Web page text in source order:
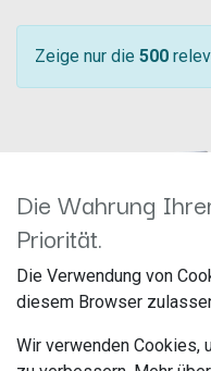
Zeige nur die 500
Rückfahrkamera Mercedes Vito/
Die Wahrung
Priorität.
Die Verwendung von
diesem Browser
Wir verwenden Cookies,